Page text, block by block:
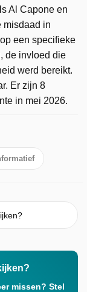
Al Capone en
misdaad in
een specifieke
de invloed die
werd bereikt.
Er zijn 8
in mei 2026.
missen? Stel